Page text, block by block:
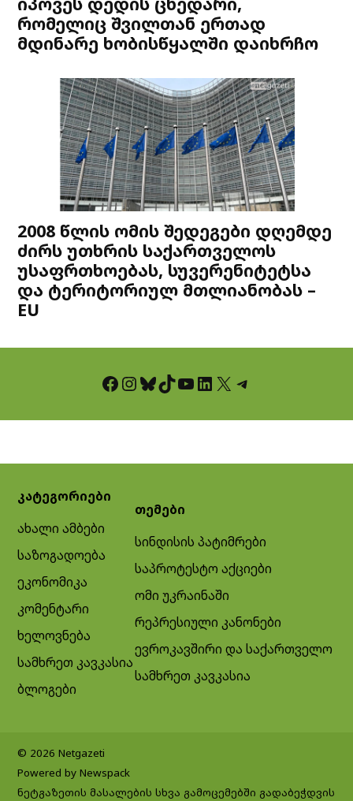
რომელიც შვილთან ერთად
მდინარე ხობისწყალში დაიხრჩო
2008 წლის ომის შედეგები დღემდე
ძირს უთხრის საქართველოს
უსაფრთხოებას, სუვერენიტეტსა
და ტერიტორიულ მთლიანობას –
EU
Facebook InstagramBluesky TikTok YouTube LinkedIn X Telegram
კატეგორიები
ახალი ამბები
საზოგადოება
ეკონომიკა
კომენტარი
ხელოვნება
სამხრეთ კავკასია
ბლოგები
თემები
სინდისის პატიმრები
საპროტესტო აქციები
ომი უკრაინაში
რეპრესიული კანონები
ევროკავშირი და საქართველო
სამხრეთ კავკასია
© 2026 Netgazeti
Powered by Newspack
ნეტგაზეთის მასალების სხვა გამოცემებში გადაბეჭდვის